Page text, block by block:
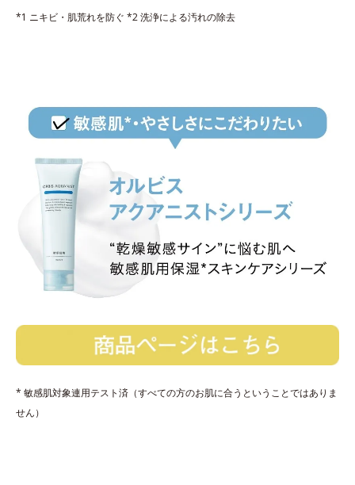
*1 ニキビ・肌荒れを防ぐ *2 洗浄による汚れの除去
* 敏感肌対象連用テスト済（すべての方のお肌に合うということではありま
せん）